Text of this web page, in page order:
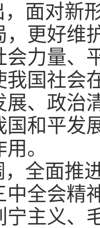
，面对新
，更好维
会力量、
我国社会
展、政治
国和平发
。
，全面推
中全会精
宁主义、